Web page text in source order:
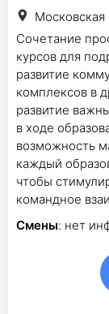
Сочетание
курсов для
развитие
комплексов в
развитие
в ходе
возможность
каждый
чтобы
командное
Смены: нет